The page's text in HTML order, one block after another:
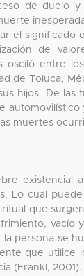
de duelo
el significado
de
osciló entre
de Toluca,
hijos. De las
muertes
existencial
Lo cual
que
vacío
persona se
que utilice
(Frankl,